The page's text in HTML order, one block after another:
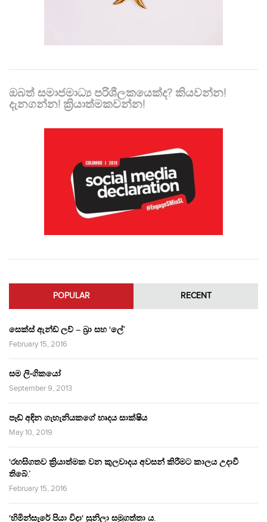
ඔබත් සමාජමාධ්‍ය පරිශීලකයෙක්ද? කියවන්න!
දැනගන්න! ක්‍රියාත්මකවන්න!
POPULAR RECENT
සෙක්ස් ඇන්ඩ් ලව් – බ්‍රා සහ ‘ලේ’
February 15, 2016
සම ලිංගිකයෝ
September 9, 2013
පෑඩ් අඳින ගැහැනියකගේ හෘදය සාක්ෂිය
May 10, 2019
‘රහසිගතව ක්‍රියාත්මක වන කුලවාදය අවසන් කිරීමට කාලය උදාවී
තිබේ.’
February 15, 2016
‘හිමින්සැරේ පියා විදා‘ සුනිලා සමුගත්තා ය.